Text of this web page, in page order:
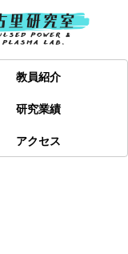
教員紹介
研究業績
アクセス